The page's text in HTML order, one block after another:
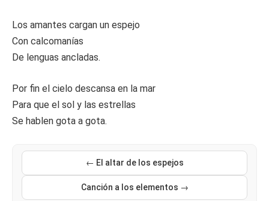
Los amantes cargan un espejo
Con calcomanías
De lenguas ancladas.
Por fin el cielo descansa en la mar
Para que el sol y las estrellas
Se hablen gota a gota.
← El altar de los espejos
Canción a los elementos →